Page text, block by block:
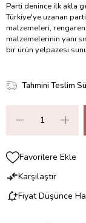
Parti denince ilk akla
Türkiye'ye uzanan
malzemeleri,
malzemelerinin yanı
bir ürün yelpazesi
Tahmini Teslim
Favorilere Ekle
Karşılaştır
Fiyat Düşünce